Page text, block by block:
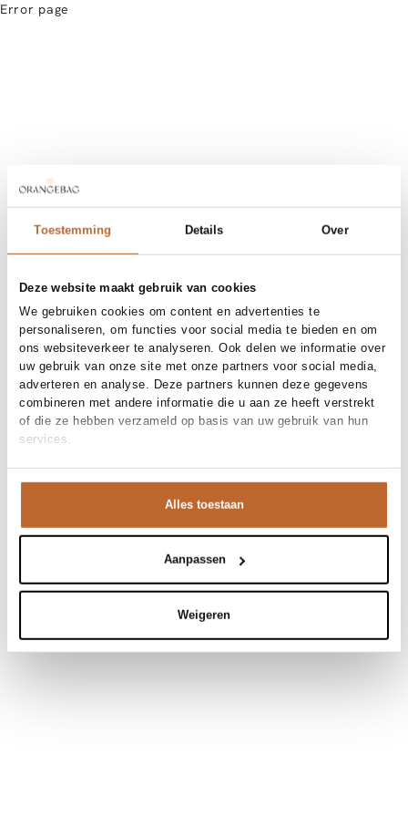
Toestemming Details Over
Deze website maakt gebruik van cookies
We gebruiken cookies om content en advertenties te
personaliseren, om functies voor social media te bieden en om
ons websiteverkeer te analyseren. Ook delen we informatie over
uw gebruik van onze site met onze partners voor social media,
adverteren en analyse. Deze partners kunnen deze gegevens
combineren met andere informatie die u aan ze heeft verstrekt
of die ze hebben verzameld op basis van uw gebruik van hun
services.
Alles toestaan
Aanpassen
Weigeren
Error page